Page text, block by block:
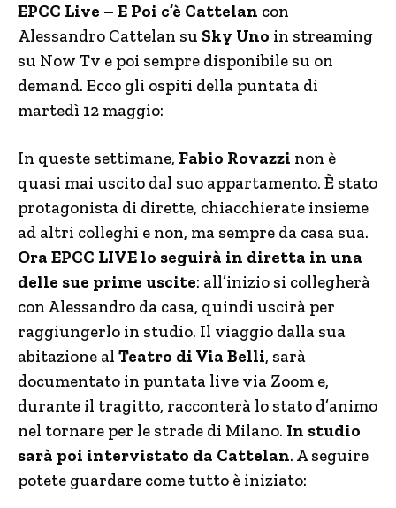
EPCC Live – E Poi c’è Cattelan con
Alessandro Cattelan su Sky Uno in streaming
su Now Tv e poi sempre disponibile su on
demand. Ecco gli ospiti della puntata di
martedì 12 maggio:
In queste settimane, Fabio Rovazzi non è
quasi mai uscito dal suo appartamento. È stato
protagonista di dirette, chiacchierate insieme
ad altri colleghi e non, ma sempre da casa sua.
Ora EPCC LIVE lo seguirà in diretta in una
delle sue prime uscite: all’inizio si collegherà
con Alessandro da casa, quindi uscirà per
raggiungerlo in studio. Il viaggio dalla sua
abitazione al Teatro di Via Belli, sarà
documentato in puntata live via Zoom e,
durante il tragitto, racconterà lo stato d’animo
nel tornare per le strade di Milano. In studio
sarà poi intervistato da Cattelan. A seguire
potete guardare come tutto è iniziato: